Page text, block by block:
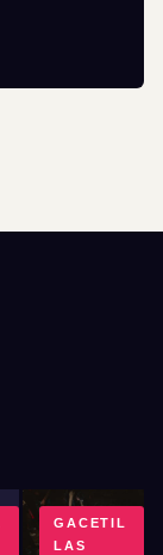
GACETIL
LAS